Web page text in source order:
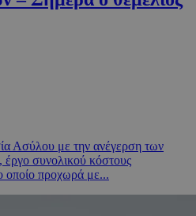
Ασύλου με την ανέγερση των
έργο συνολικού κόστους
προχωρά με...